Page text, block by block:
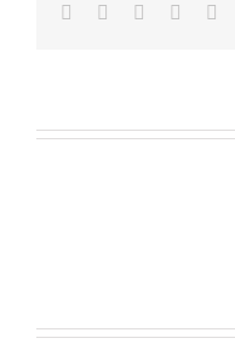
LinkedIn
WhatsApp
Tumblr
Pinterest